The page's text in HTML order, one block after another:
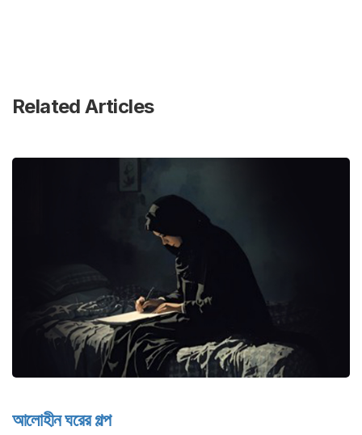
Related Articles
আলোহীন ঘরের গল্প